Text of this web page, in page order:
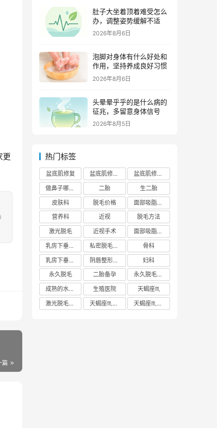
更
篇
肚子大坐着顶着难受怎么
办，调整姿势缓解不适
2026年8月6日
泡脚对身体有什么好处和
作用，坚持养成良好习惯
2026年8月6日
头晕晕乎乎的是什么病的
征兆，多留意身体信号
2026年8月5日
热门标签
盆底肌修复 盆底肌修复医院排行榜
盆底肌修复多少钱
做鼻子哪个正规医院比较出名
二胎
生二胎
皮肤科
脱毛价格
面部吸脂费用
营养科
近视
脱毛方法
激光脱毛
近视手术
面部吸脂多少钱
乳房下垂矫正价格
私密脱毛方法
骨科
乳房下垂矫正费用
阴唇整形手术多少钱
妇科
永久脱毛
二胎备孕
永久脱毛方法
成熟的水蜜桃
生殖医院
天蝎座♏️
激光脱毛价格
天蝎座♏️女生 天蝎座♏️男生